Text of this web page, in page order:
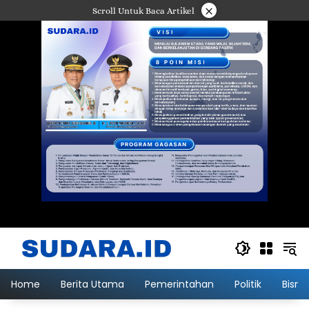
ke
Scroll Untuk Baca Artikel ×
Home Berita Utama Pemerintahan Politik